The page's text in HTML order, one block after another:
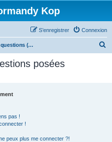
Kop
Connexion
S’enregistrer
Foire aux questions (Questions posées fréquemment)
posées
pas !
!
peux plus me connecter ?!